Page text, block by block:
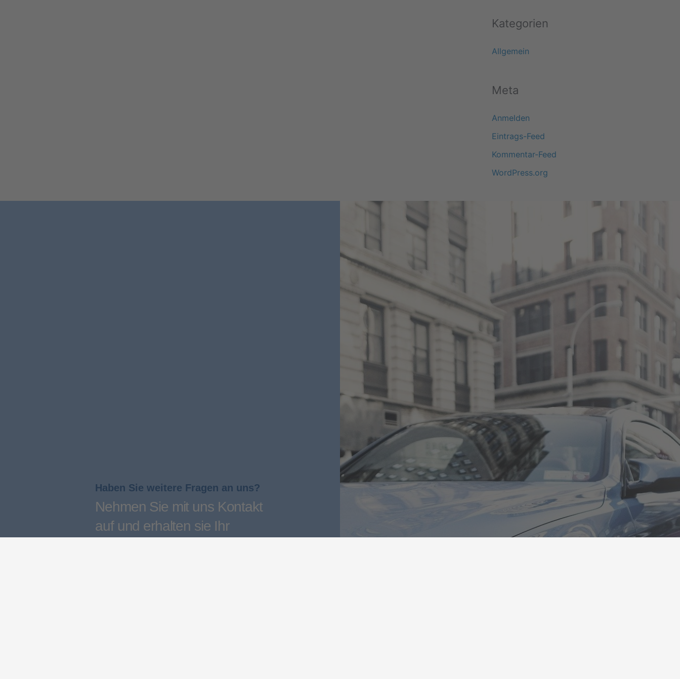
Kategorien
Allgemein
Meta
Anmelden
Eintrags-Feed
Kommentar-Feed
WordPress.org
Haben Sie weitere Fragen an uns?
Nehmen Sie mit uns Kontakt
auf und erhalten sie Ihr